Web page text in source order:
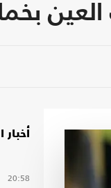
أخبار
20:58